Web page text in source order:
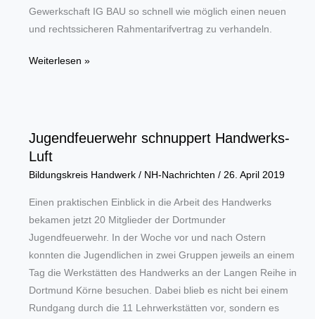
Gewerkschaft IG BAU so schnell wie möglich einen neuen
und rechtssicheren Rahmentarifvertrag zu verhandeln.
Bundesinnungsverband
zu
kündigen
Weiterlesen »
Jugendfeuerwehr schnuppert Handwerks-
Luft
Bildungskreis Handwerk/ NH-Nachrichten / 26. April 2019
Einen praktischen Einblick in die Arbeit des Handwerks
bekamen jetzt 20 Mitglieder der Dortmunder
Jugendfeuerwehr. In der Woche vor und nach Ostern
konnten die Jugendlichen in zwei Gruppen jeweils an einem
Tag die Werkstätten des Handwerks an der Langen Reihe in
Dortmund Körne besuchen. Dabei blieb es nicht bei einem
Rundgang durch die 11 Lehrwerkstätten vor, sondern es